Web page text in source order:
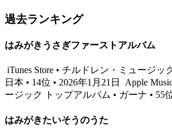
過去ランキング
はみがきうさぎファーストアルバム
iTunes Store • チルドレン・ミュージッ
日本 • 14位 • 2026年1月21日
Apple
ージック トップアルバム • ガーナ • 55
はみがきたいそうのうた